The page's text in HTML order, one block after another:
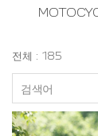
전체 : 185